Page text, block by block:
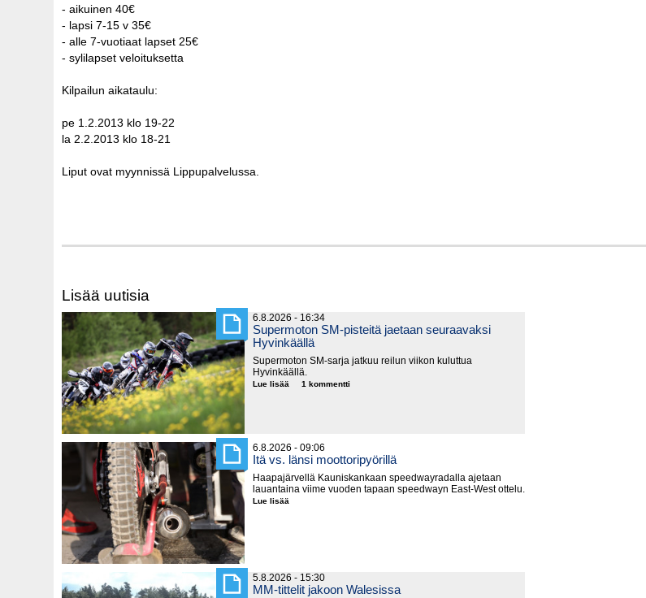
- aikuinen 40€
- lapsi 7-15 v 35€
- alle 7-vuotiaat lapset 25€
- sylilapset veloituksetta
Kilpailun aikataulu:
pe 1.2.2013 klo 19-22
la 2.2.2013 klo 18-21
Liput ovat myynnissä Lippupalvelussa.
Lisää uutisia
6.8.2026 - 16:34
Supermoton SM-pisteitä jaetaan seuraavaksi
Hyvinkäällä
Supermoton SM-sarja jatkuu reilun viikon kuluttua
Hyvinkäällä.
Lue lisää Supermoton
1 kommentti
6.8.2026 - 09:06
Itä vs. länsi moottoripyörillä
Haapajärvellä Kauniskankaan speedwayradalla ajetaan
lauantaina viime vuoden tapaan speedwayn East-West ottelu.
Lue lisää
5.8.2026 - 15:30
MM-tittelit jakoon Walesissa